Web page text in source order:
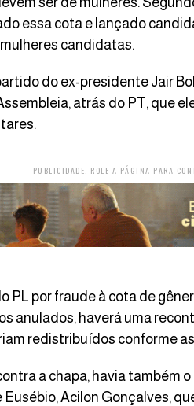
essa cota e lançado
candidatas.
do ex-presidente Jair
atrás do PT, que
PUBLICIDADE. ROLE A PÁGINA PARA
PL por fraude à cota de
anulados, haverá uma
redistribuídos conforme
a chapa, havia também
Acilon Gonçalves,